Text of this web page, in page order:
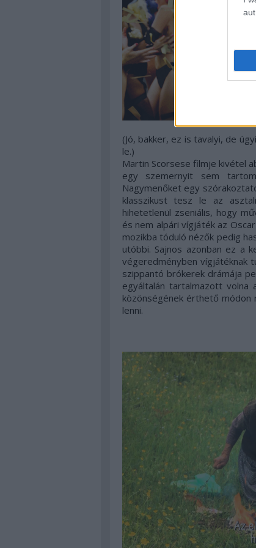
(Jó, bakker, ez is tavalyi, de
le.)
Martin Scorsese filmje kivétel
egy szemernyit sem
Nagymenőket egy
klasszikust tesz le az
hihetetlenül zseniális, hogy
és nem alpári vígjáték az
mozikba tóduló nézők pedig
utóbbi. Sajnos azonban ez a
végeredményben vígjátéknak
szippantó brókerek drámája
egyáltalán tartalmazott volna
közönségének érthető
lenni.